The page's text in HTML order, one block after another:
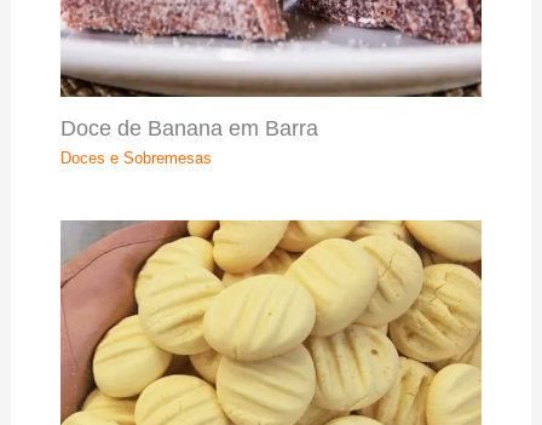
Doce de Banana em Barra
Doces e Sobremesas